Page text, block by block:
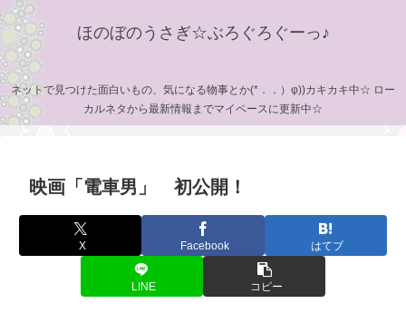
ほのぼのうさぎ☆ぶろぐろぐーっ♪
ネットで見つけた面白いもの、気になる物事とか(*．．）φ))カキカキ中☆ ロー
カルネタから最新情報までマイペースに更新中☆
映画「電車男」 初公開！
X Facebook はてブ
LINE コピー